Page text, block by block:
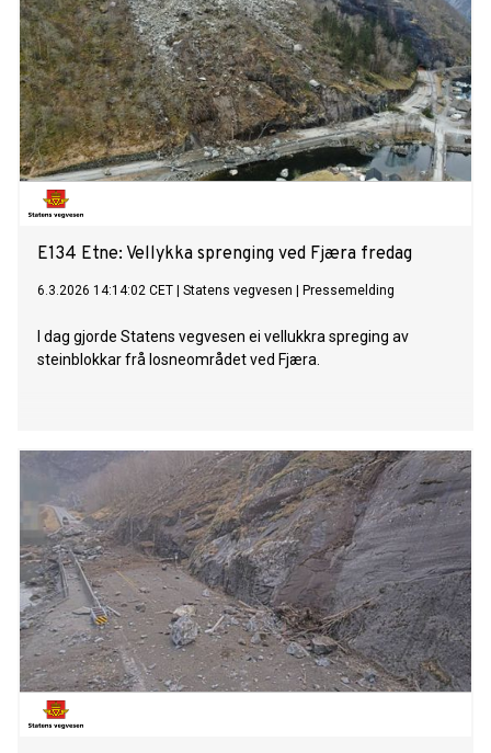
E134 Etne: Vellykka sprenging ved Fjæra fredag
6.3.2026 14:14:02 CET Statens vegvesen Pressemelding
I dag gjorde Statens vegvesen ei vellukkra spreging av
steinblokkar frå losneområdet ved Fjæra.